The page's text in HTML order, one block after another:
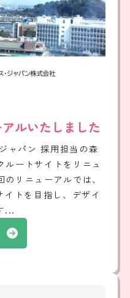
ルいたしました
ャパン 採用担当の森
ートサイトをリニュ
リニューアルでは、
トを目指し、デザイ
...